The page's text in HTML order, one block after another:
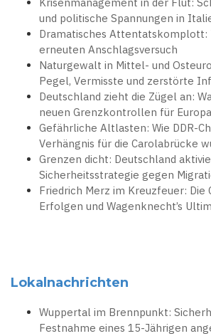
Krisenmanagement in der Flut:
und politische Spannungen in
Dramatisches Attentatskomplott:
erneuten Anschlagsversuch
Naturgewalt in Mittel- und
Pegel, Vermisste und zerstörte
Deutschland zieht die Zügel an:
neuen Grenzkontrollen für
Gefährliche Altlasten: Wie DDR-
Verhängnis für die Carolabrücke
Grenzen dicht: Deutschland
Sicherheitsstrategie gegen
Friedrich Merz im Kreuzfeuer: Die
Erfolgen und Wagenknecht’s
Lokalnachrichten
Wuppertal im Brennpunkt:
Festnahme eines 15-Jährigen